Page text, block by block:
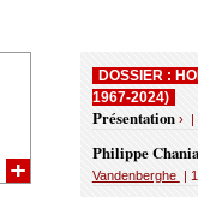
DOSSIER :
1967-2024)
Présentation › |
Philippe
Vandenberghe |